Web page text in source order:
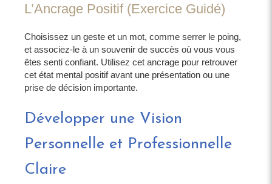
L’Ancrage Positif (Exercice Guidé)
Choisissez un geste et un mot, comme serrer le poing,
et associez-le à un souvenir de succès où vous vous
êtes senti confiant. Utilisez cet ancrage pour retrouver
cet état mental positif avant une présentation ou une
prise de décision importante.
Développer une Vision
Personnelle et Professionnelle
Claire